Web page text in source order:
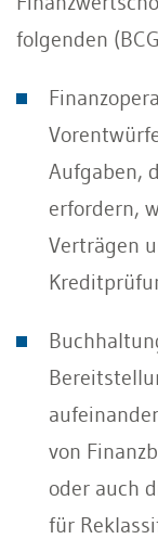
folgenden
Aufgaben,
erfordern,
Verträgen
von
oder auch
für